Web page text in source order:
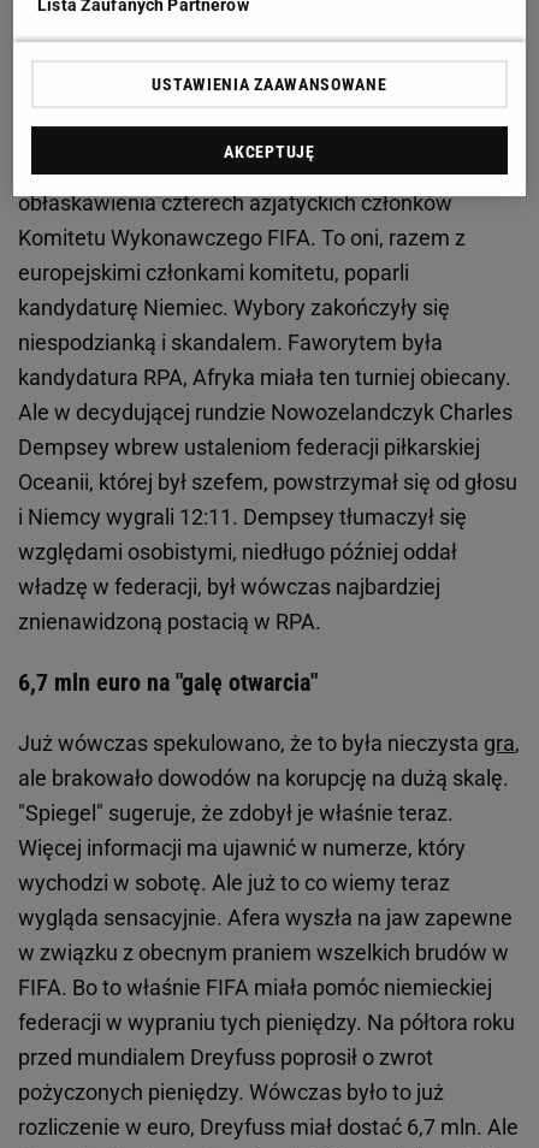
prywatna. Ani komitet niemieckiej kandydatury, ani
późniejszy komitet organizacyjny nie uwzględniły
tych pieniędzy w żadnych oficjalnych rozliczeniach.
Pieniądze miały zostać wykorzystane do
obłaskawienia czterech azjatyckich członków
Komitetu Wykonawczego FIFA. To oni, razem z
europejskimi członkami komitetu, poparli
kandydaturę Niemiec. Wybory zakończyły się
niespodzianką i skandalem. Faworytem była
kandydatura RPA, Afryka miała ten turniej obiecany.
Ale w decydującej rundzie Nowozelandczyk Charles
Dempsey wbrew ustaleniom federacji piłkarskiej
Oceanii, której był szefem, powstrzymał się od głosu
i Niemcy wygrali 12:11. Dempsey tłumaczył się
względami osobistymi, niedługo później oddał
władzę w federacji, był wówczas najbardziej
znienawidzoną postacią w RPA.
6,7 mln euro na "galę otwarcia"
Już wówczas spekulowano, że to była nieczysta gra,
ale brakowało dowodów na korupcję na dużą skalę.
"Spiegel" sugeruje, że zdobył je właśnie teraz.
Więcej informacji ma ujawnić w numerze, który
wychodzi w sobotę. Ale już to co wiemy teraz
wygląda sensacyjnie. Afera wyszła na jaw zapewne
w związku z obecnym praniem wszelkich brudów w
FIFA. Bo to właśnie FIFA miała pomóc niemieckiej
federacji w wypraniu tych pieniędzy. Na półtora roku
przed mundialem Dreyfuss poprosił o zwrot
pożyczonych pieniędzy. Wówczas było to już
rozliczenie w euro, Dreyfuss miał dostać 6,7 mln. Ale
Lista Zaufanych Partnerów
USTAWIENIA ZAAWANSOWANE
AKCEPTUJĘ